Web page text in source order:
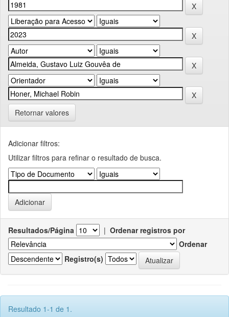
Retornar valores
Adicionar filtros:
Utilizar filtros para refinar o resultado de busca.
Resultados/Página | Ordenar registros por
Ordenar
Registro(s)
Resultado 1-1 de 1.